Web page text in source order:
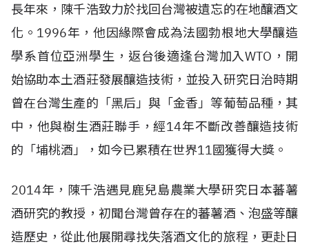
長年來，陳千浩致力於找回台灣被遺忘的在地釀酒文
化。1996年，他因緣際會成為法國勃根地大學釀造
學系首位亞洲學生，返台後適逢台灣加入WTO，開
始協助本土酒莊發展釀造技術，並投入研究日治時期
曾在台灣生產的「黑后」與「金香」等葡萄品種，其
中，他與樹生酒莊聯手，經14年不斷改善釀造技術
的「埔桃酒」，如今已累積在世界11國獲得大獎。
2014年，陳千浩遇見鹿兒島農業大學研究日本蕃薯
酒研究的教授，初聞台灣曾存在的蕃薯酒、泡盛等釀
造歷史，從此他展開尋找失落酒文化的旅程，更赴日